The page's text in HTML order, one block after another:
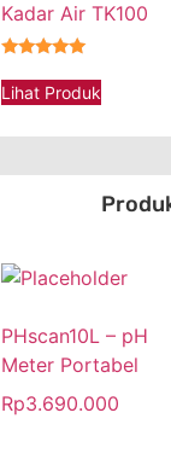
Kadar Air TK100
Lihat Produk
PHscan10L – pH
Meter Portabel
Rp3.690.000